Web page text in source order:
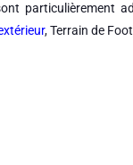
particulièrement
, Terrain de